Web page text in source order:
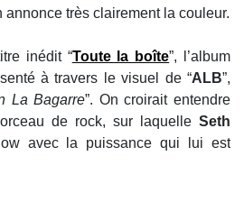
annonce très clairement la couleur.
inédit “Toute la boîte”, l’album
à travers le visuel de “ALB”,
La Bagarre”. On croirait entendre
de rock, sur laquelle Seth
avec la puissance qui lui est